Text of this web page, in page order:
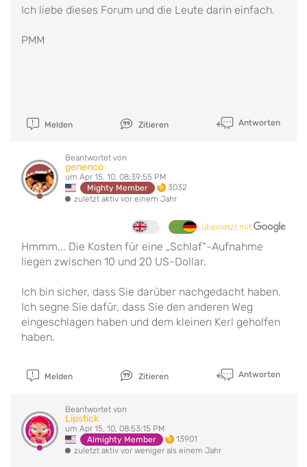
Ich liebe dieses Forum und die Leute darin einfach.
PMM
Melden Zitieren Antworten
Beantwortet von
genenco
um Apr 15, 10, 08:39:55 PM
Mighty Member
3032
zuletzt aktiv vor einem Jahr
übersetzt mit
Hmmm... Die Kosten für eine „Schlaf“-Aufnahme
liegen zwischen 10 und 20 US-Dollar.
Ich bin sicher, dass Sie darüber nachgedacht haben.
Ich segne Sie dafür, dass Sie den anderen Weg
eingeschlagen haben und dem kleinen Kerl geholfen
haben.
Melden Zitieren Antworten
Beantwortet von
Lipstick
um Apr 15, 10, 08:53:15 PM
Almighty Member
13901
zuletzt aktiv vor weniger als einem Jahr